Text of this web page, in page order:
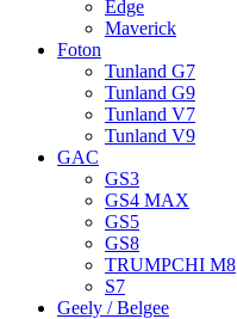
Edge
Maverick
Foton
Tunland G7
Tunland G9
Tunland V7
Tunland V9
GAC
GS3
GS4 MAX
GS5
GS8
TRUMPCHI M8
S7
Geely / Belgee